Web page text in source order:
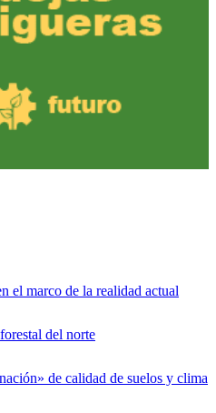
el marco de la realidad actual
del norte
de calidad de suelos y clima